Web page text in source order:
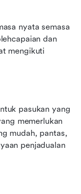
nyata semasa
dan
mengikuti
pasukan yang
memerlukan
mudah, pantas,
penjadualan